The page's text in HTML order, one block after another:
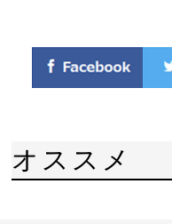
オススメ